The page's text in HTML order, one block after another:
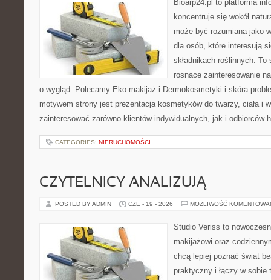
Bioarp24.pl to platforma
koncentruje się wokół
może być rozumiana jako
dla osób, które interesują
składnikach roślinnych.
rosnące zainteresowanie
o wygląd. Polecamy Eko-makijaż i Dermokosmetyki i skóra
motywem strony jest prezentacja kosmetyków do twarzy, ciała i
zainteresować zarówno klientów indywidualnych, jak i
CATEGORIES: NIERUCHOMOŚCI
CZYTELNICY ANALIZUJĄ
POSTED BY ADMIN CZE - 19 - 2026 MOŻLIWOŚĆ
Studio Veriss to
makijażowi oraz
chcą lepiej poznać świat
praktyczny i łączy w sobie